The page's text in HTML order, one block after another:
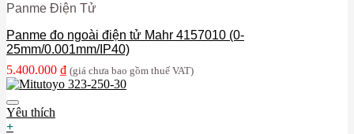
Panme Điện Tử
Panme đo ngoài điện tử Mahr 4157010 (0-
25mm/0.001mm/IP40)
5.400.000 ₫ (giá chưa bao gồm thuế VAT)
Yêu thích
+